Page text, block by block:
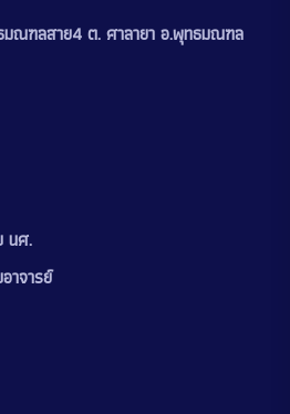
ณฑลสาย4 ต. ศาลายา อ.พุทธมณฑล
นศ.
าจารย์